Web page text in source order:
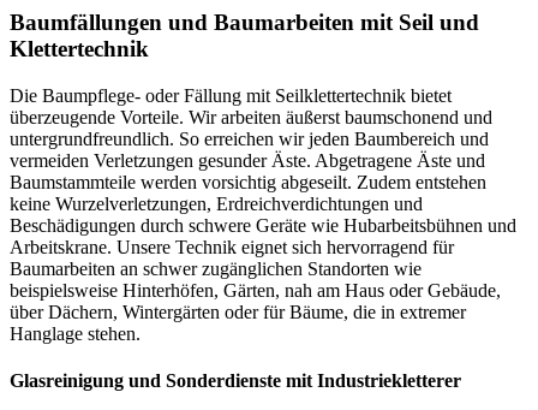
Baumfällungen und Baumarbeiten mit Seil und
Klettertechnik
Die Baumpflege- oder Fällung mit Seilklettertechnik bietet
überzeugende Vorteile. Wir arbeiten äußerst baumschonend und
untergrundfreundlich. So erreichen wir jeden Baumbereich und
vermeiden Verletzungen gesunder Äste. Abgetragene Äste und
Baumstammteile werden vorsichtig abgeseilt. Zudem entstehen
keine Wurzelverletzungen, Erdreichverdichtungen und
Beschädigungen durch schwere Geräte wie Hubarbeitsbühnen und
Arbeitskrane. Unsere Technik eignet sich hervorragend für
Baumarbeiten an schwer zugänglichen Standorten wie
beispielsweise Hinterhöfen, Gärten, nah am Haus oder Gebäude,
über Dächern, Wintergärten oder für Bäume, die in extremer
Hanglage stehen.
Glasreinigung und Sonderdienste mit Industriekletterer